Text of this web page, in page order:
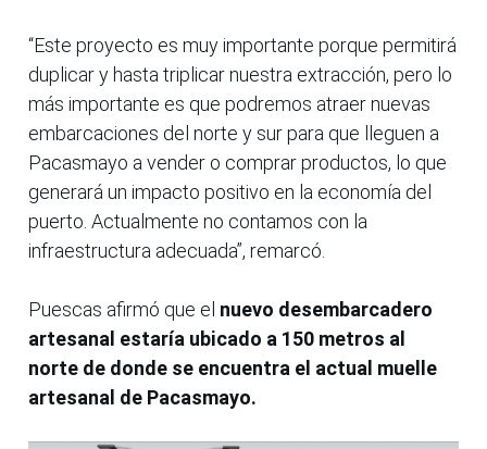
“Este proyecto es muy importante porque permitirá
duplicar y hasta triplicar nuestra extracción, pero lo
más importante es que podremos atraer nuevas
embarcaciones del norte y sur para que lleguen a
Pacasmayo a vender o comprar productos, lo que
generará un impacto positivo en la economía del
puerto. Actualmente no contamos con la
infraestructura adecuada”, remarcó.
Puescas afirmó que el nuevo desembarcadero
artesanal estaría ubicado a 150 metros al
norte de donde se encuentra el actual muelle
artesanal de Pacasmayo.